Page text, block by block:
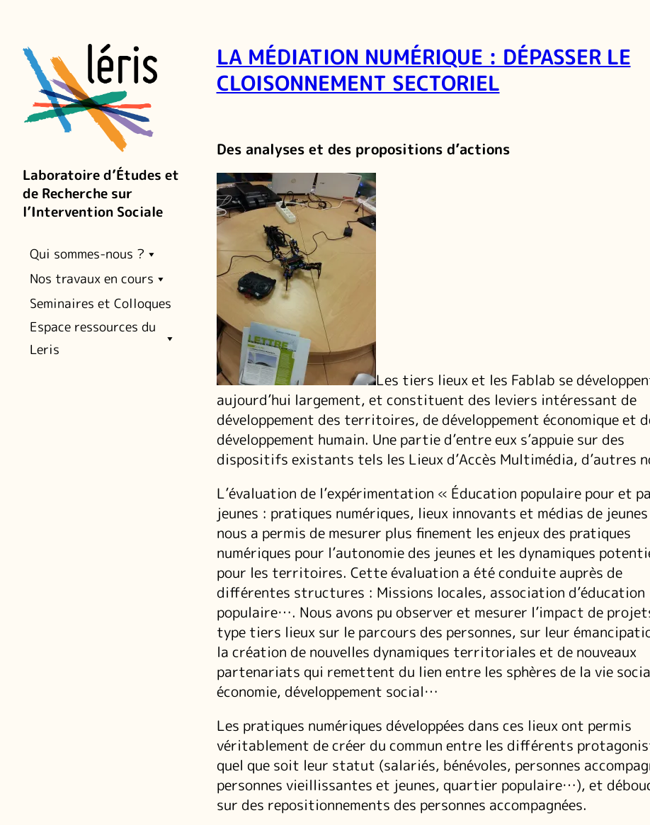
Laboratoire d’Études et
de Recherche sur
l’Intervention Sociale
Qui sommes-nous ?
Nos travaux en cours
Seminaires et Colloques
Espace ressources du
Leris
LA MÉDIATION NUMÉRIQUE : DÉPASSER LE
CLOISONNEMENT SECTORIEL
Des analyses et des propositions d’actions
Les tiers lieux et les Fablab se
aujourd’hui largement, et constituent des leviers intéressant de
développement des territoires, de développement économique et
développement humain. Une partie d’entre eux s’appuie sur des
dispositifs existants tels les Lieux d’Accès Multimédia, d’autres
L’évaluation de l’expérimentation « Éducation populaire pour et
jeunes : pratiques numériques, lieux innovants et médias de
nous a permis de mesurer plus finement les enjeux des pratiques
numériques pour l’autonomie des jeunes et les dynamiques
pour les territoires. Cette évaluation a été conduite auprès de
différentes structures : Missions locales, association d’éducation
populaire…. Nous avons pu observer et mesurer l’impact de
type tiers lieux sur le parcours des personnes, sur leur
la création de nouvelles dynamiques territoriales et de nouveaux
partenariats qui remettent du lien entre les sphères de la vie
économie, développement social…
Les pratiques numériques développées dans ces lieux ont permis
véritablement de créer du commun entre les différents
quel que soit leur statut (salariés, bénévoles, personnes
personnes vieillissantes et jeunes, quartier populaire…), et
sur des repositionnements des personnes accompagnées.